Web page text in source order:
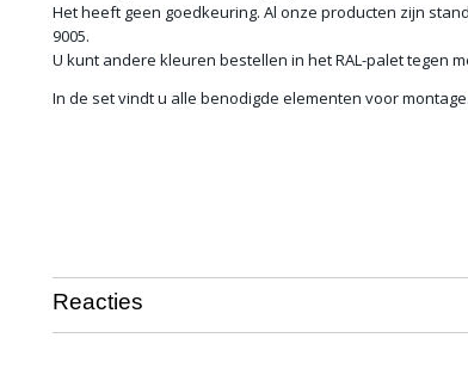
Het heeft geen goedkeuring. Al onze producten zijn
9005.
U kunt andere kleuren bestellen in het RAL-palet tegen
In de set vindt u alle benodigde elementen voor montage.
Reacties